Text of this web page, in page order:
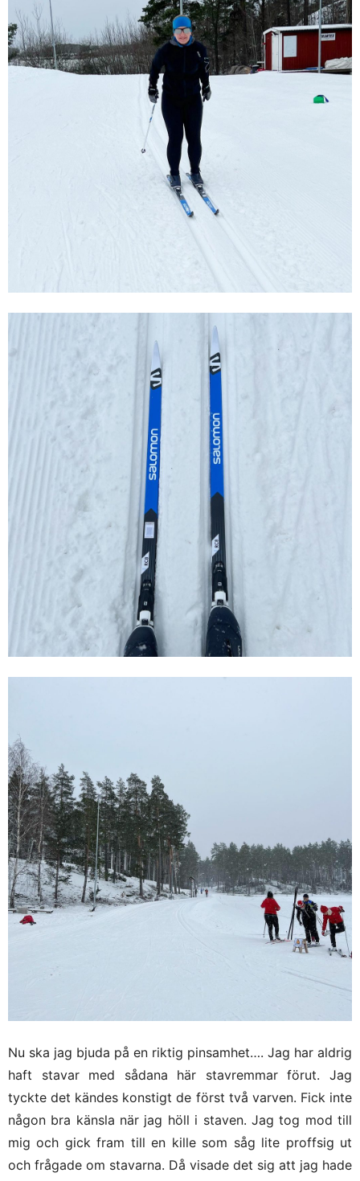
Nu ska jag bjuda på en riktig pinsamhet…. Jag har aldrig
haft stavar med sådana här stavremmar förut. Jag
tyckte det kändes konstigt de först två varven. Fick inte
någon bra känsla när jag höll i staven. Jag tog mod till
mig och gick fram till en kille som såg lite proffsig ut
och frågade om stavarna. Då visade det sig att jag hade